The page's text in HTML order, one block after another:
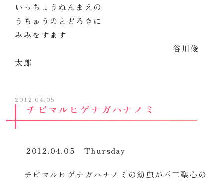
いっちょうねんまえの
うちゅうのとどろきに
みみをすます
谷川俊
太郎
2012.04.05
チビマルヒゲナガハナノミ
2012.04.05 Thursday
チビマルヒゲナガハナノミの幼虫が不二聖心の